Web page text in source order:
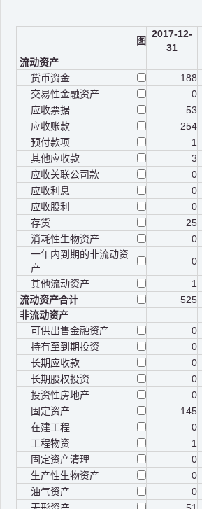
图
2017-12-
31
流动资产
货币资金
188
交易性金融资产
0
应收票据
53
应收账款
254
预付款项
1
其他应收款
3
应收关联公司款
0
应收利息
0
应收股利
0
存货
25
消耗性生物资产
0
一年内到期的非流动资
产
0
其他流动资产
1
流动资产合计
525
非流动资产
可供出售金融资产
0
持有至到期投资
0
长期应收款
0
长期股权投资
0
投资性房地产
0
固定资产
145
在建工程
0
工程物资
1
固定资产清理
0
生产性生物资产
0
油气资产
0